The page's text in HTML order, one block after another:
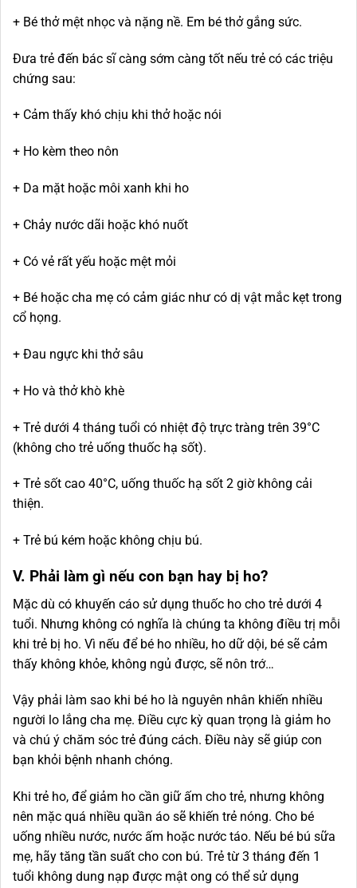
+ Bé thở mệt nhọc và nặng nề. Em bé thở gắng sức.
Đưa trẻ đến bác sĩ càng sớm càng tốt nếu trẻ có các triệu
chứng sau:
+ Cảm thấy khó chịu khi thở hoặc nói
+ Ho kèm theo nôn
+ Da mặt hoặc môi xanh khi ho
+ Chảy nước dãi hoặc khó nuốt
+ Có vẻ rất yếu hoặc mệt mỏi
+ Bé hoặc cha mẹ có cảm giác như có dị vật mắc kẹt trong
cổ họng.
+ Đau ngực khi thở sâu
+ Ho và thở khò khè
+ Trẻ dưới 4 tháng tuổi có nhiệt độ trực tràng trên 39°C
(không cho trẻ uống thuốc hạ sốt).
+ Trẻ sốt cao 40°C, uống thuốc hạ sốt 2 giờ không cải
thiện.
+ Trẻ bú kém hoặc không chịu bú.
V. Phải làm gì nếu con bạn hay bị ho?
Mặc dù có khuyến cáo sử dụng thuốc ho cho trẻ dưới 4
tuổi. Nhưng không có nghĩa là chúng ta không điều trị mỗi
khi trẻ bị ho. Vì nếu để bé ho nhiều, ho dữ dội, bé sẽ cảm
thấy không khỏe, không ngủ được, sẽ nôn trớ…
Vậy phải làm sao khi bé ho là nguyên nhân khiến nhiều
người lo lắng cha mẹ. Điều cực kỳ quan trọng là giảm ho
và chú ý chăm sóc trẻ đúng cách. Điều này sẽ giúp con
bạn khỏi bệnh nhanh chóng.
Khi trẻ ho, để giảm ho cần giữ ấm cho trẻ, nhưng không
nên mặc quá nhiều quần áo sẽ khiến trẻ nóng. Cho bé
uống nhiều nước, nước ấm hoặc nước táo. Nếu bé bú sữa
mẹ, hãy tăng tần suất cho con bú. Trẻ từ 3 tháng đến 1
tuổi không dung nạp được mật ong có thể sử dụng